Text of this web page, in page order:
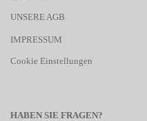
UNSERE AGB
IMPRESSUM
Cookie Einstellungen
HABEN SIE FRAGEN?